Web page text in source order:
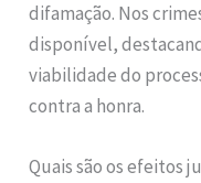
difamação. Nos
disponível,
viabilidade do
contra a honra.
Quais são os efeitos